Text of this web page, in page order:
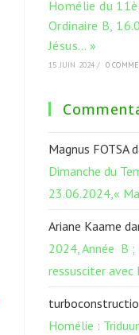
Homélie du
Ordinaire B,
Jésus… »
15 JUIN 2024 / 0
Magnus FOTSA
Dimanche du
23.06.2024,«
Ariane Kaame
2024, Année B
ressusciter avec
Homélie :